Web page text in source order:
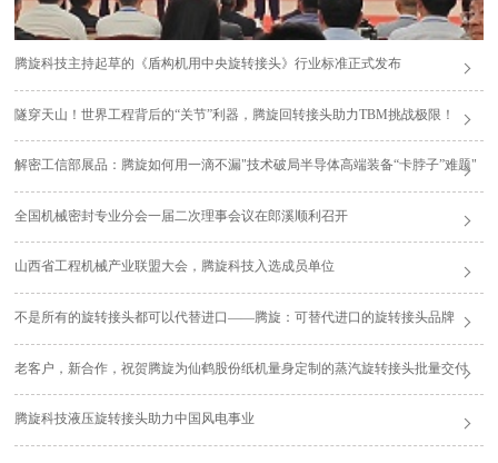
腾旋科技主持起草的《盾构机用中央旋转接头》行业标准正式发布
隧穿天山！世界工程背后的“关节”利器，腾旋回转接头助力TBM挑战极限！
解密工信部展品：腾旋如何用一滴不漏"技术破局半导体高端装备“卡脖子”难题"
全国机械密封专业分会一届二次理事会议在郎溪顺利召开
山西省工程机械产业联盟大会，腾旋科技入选成员单位
不是所有的旋转接头都可以代替进口——腾旋：可替代进口的旋转接头品牌
老客户，新合作，祝贺腾旋为仙鹤股份纸机量身定制的蒸汽旋转接头批量交付
腾旋科技液压旋转接头助力中国风电事业